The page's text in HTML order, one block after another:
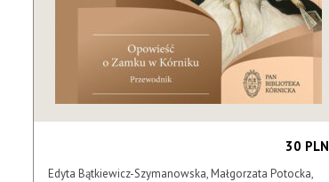
30 PLN
Edyta Bątkiewicz-Szymanowska, Małgorzata Potocka,